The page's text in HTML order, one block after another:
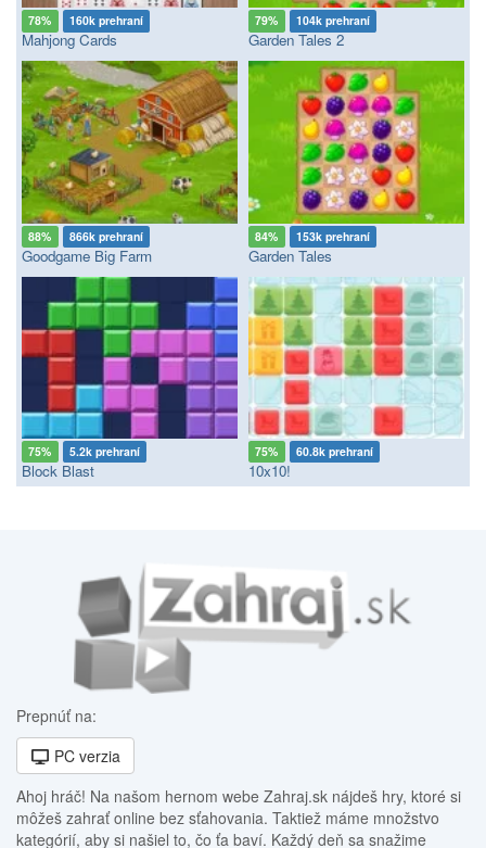
78% 160k prehraní
Mahjong Cards
79% 104k prehraní
Garden Tales 2
88% 866k prehraní
Goodgame Big Farm
84% 153k prehraní
Garden Tales
75% 5.2k prehraní
Block Blast
75% 60.8k prehraní
10x10!
Prepnúť na:
PC verzia
Ahoj hráč! Na našom hernom webe Zahraj.sk nájdeš hry, ktoré si
môžeš zahrať online bez sťahovania. Taktiež máme množstvo
kategórií, aby si našiel to, čo ťa baví. Každý deň sa snažime